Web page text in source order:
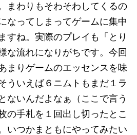
まわりもそわそわしてくるの
なってしまってゲームに集中
すね。実際のプレイも「とり
な流れになりがちです。今回
まりゲームのエッセンスを味
ういえば６ニムトもまだ１ラ
ないんだよなぁ（ここで言う
の手札を１回出し切ったとこ
いつかまともにやってみたい